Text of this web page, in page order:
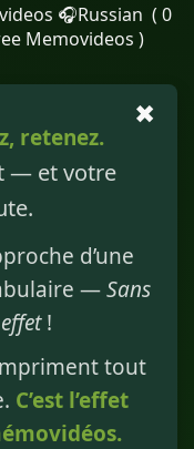
🎧Russian ( 0
Memovideos )
✖
retenez.
— et votre
d’une
—Sans
!
tout
C’est l’effet